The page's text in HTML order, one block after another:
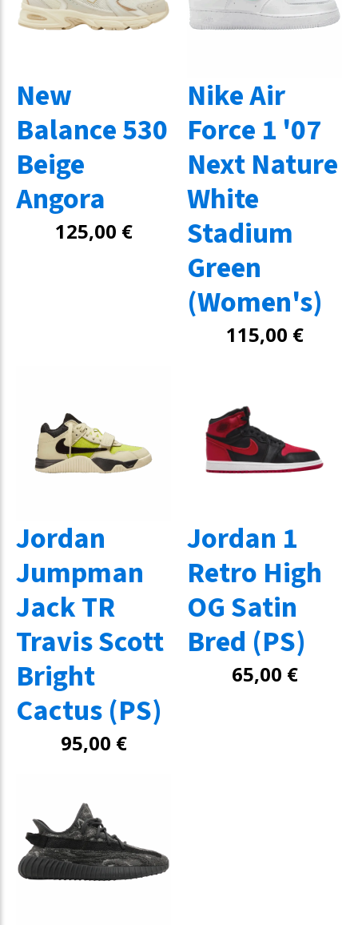
New
Balance 530
Beige
Angora
125,00 €
Nike Air
Force 1 '07
Next Nature
White
Stadium
Green
(Women's)
115,00 €
Jordan
Jumpman
Jack TR
Travis Scott
Bright
Cactus (PS)
95,00 €
Jordan 1
Retro High
OG Satin
Bred (PS)
65,00 €